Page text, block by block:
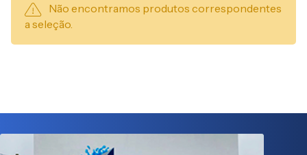
Não encontramos produtos correspondentes
a seleção.